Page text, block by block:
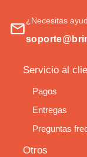
¿Necesitas
Servicio al
Pagos
Entregas
Preguntas
Otros